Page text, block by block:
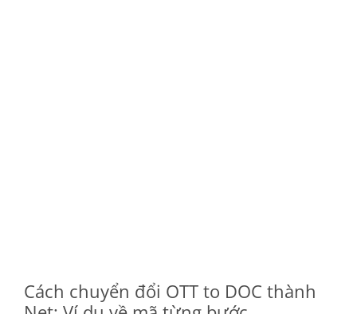
Cách chuyển đổi OTT to DOC thành